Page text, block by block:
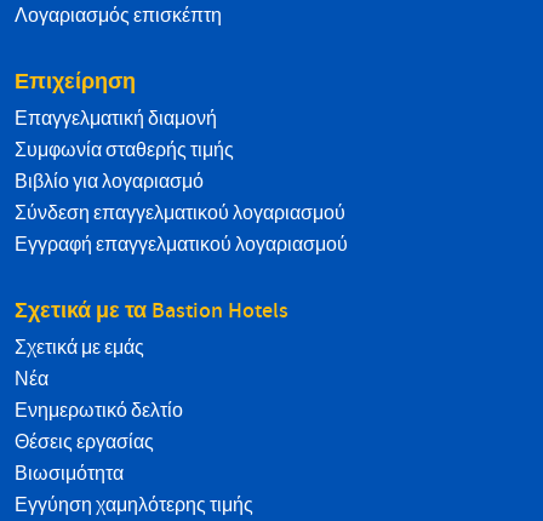
Λογαριασμός επισκέπτη
Επιχείρηση
Επαγγελματική διαμονή
Συμφωνία σταθερής τιμής
Βιβλίο για λογαριασμό
Σύνδεση επαγγελματικού λογαριασμού
Εγγραφή επαγγελματικού λογαριασμού
Σχετικά με τα Bastion Hotels
Σχετικά με εμάς
Νέα
Ενημερωτικό δελτίο
Θέσεις εργασίας
Βιωσιμότητα
Εγγύηση χαμηλότερης τιμής